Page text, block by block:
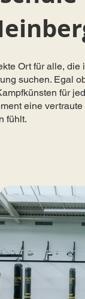
Ort für alle,
suchen. Egal
für
eine
fühlt.